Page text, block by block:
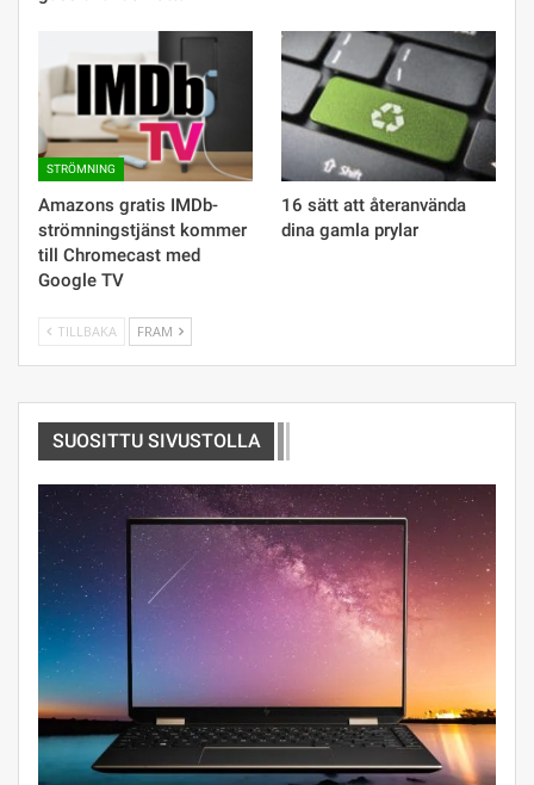
STRÖMNING
Amazons gratis IMDb-
strömningstjänst kommer
till Chromecast med
Google TV
16 sätt att återanvända
dina gamla prylar
TILLBAKA FRAM
SUOSITTU SIVUSTOLLA